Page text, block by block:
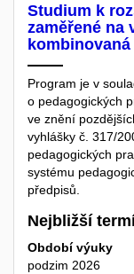
Studium k
zaměřené na
Program je v
o pedagogických
ve znění
vyhlášky č. 317/
pedagogických
systému
předpisů.
Nejbližší
Období výuky
podzim 2026